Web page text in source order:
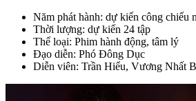
Năm phát hành: dự kiến công chiếu
Thời lượng: dự kiến 24 tập
Thể loại: Phim hành động, tâm lý
Đạo diễn: Phó Đông Dục
Diễn viên: Trần Hiểu, Vương Nhất